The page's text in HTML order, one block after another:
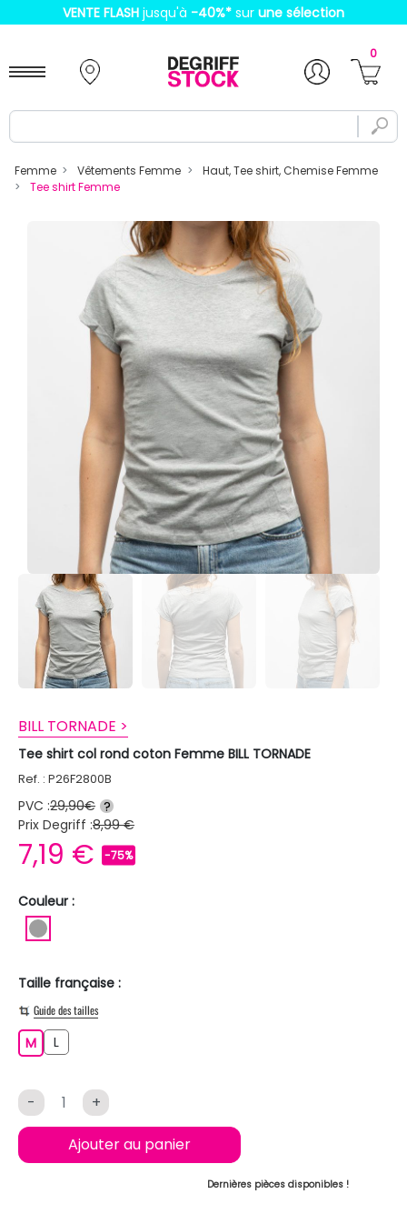
VENTE FLASH jusqu'à -40%* sur une sélection
0
Femme Vêtements Femme
Haut, Tee shirt, Chemise Femme
Tee shirt Femme
BILL TORNADE >
Tee shirt col rond coton Femme BILL TORNADE
Ref. : P26F2800B
PVC :29,90€ ?
Prix Degriff :8,99 €
7,19 € -75%
Couleur :
Taille française :
Guide des tailles
MM L
- +
Ajouter au panier
Dernières pièces disponibles !